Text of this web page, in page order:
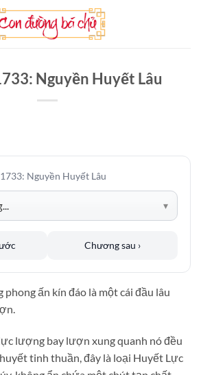
Nguyền Huyết Lâu
Nguyền Huyết Lâu
Chương sau ›
ấn kín đáo là một cái đầu lâu
lượng bay lượn xung quanh nó đều
tinh thuần, đây là loại Huyết Lực